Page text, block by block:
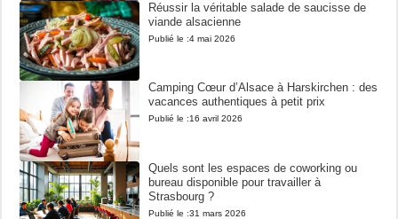
Réussir la véritable salade de saucisse de
viande alsacienne
Publié le :4 mai 2026
Camping Cœur d’Alsace à Harskirchen : des
vacances authentiques à petit prix
Publié le :16 avril 2026
Quels sont les espaces de coworking ou
bureau disponible pour travailler à
Strasbourg ?
Publié le :31 mars 2026